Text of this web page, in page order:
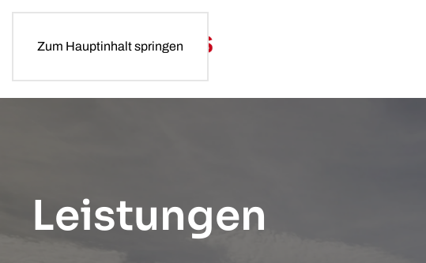
Zum Hauptinhalt springen
Leistungen
Leistungen